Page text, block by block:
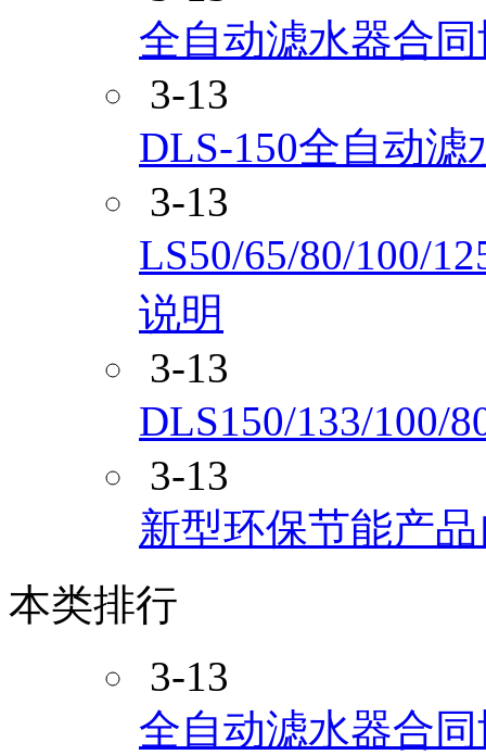
全自动滤水器合
3-13
DLS-150全自动滤
3-13
LS50/65/80/100/
说明
3-13
DLS150/133/100/
3-13
新型环保节能产
本类排行
3-13
全自动滤水器合